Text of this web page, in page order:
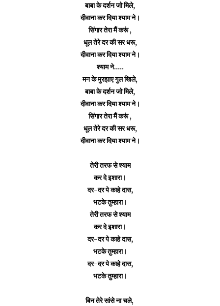
बाबा के दर्शन जो मिले,
दीवाना कर दिया श्याम ने।
सिंगार तेरा मैं करूं ,
धूल तेरे दर की सर धरू,
दीवाना कर दिया श्याम ने।
श्याम ने.....
मन के मुरझाए गुल खिले,
बाबा के दर्शन जो मिले,
दीवाना कर दिया श्याम ने।
सिंगार तेरा मैं करूं ,
धूल तेरे दर की सर धरू,
दीवाना कर दिया श्याम ने।
तेरी तरफ से श्याम
कर दे इशारा।
दर-दर पे काहे दास,
भटके तुम्हारा।
तेरी तरफ से श्याम
कर दे इशारा।
दर-दर पे काहे दास,
भटके तुम्हारा।
दर-दर पे काहे दास,
भटके तुम्हारा।
बिन तेरे सांसे ना चले,